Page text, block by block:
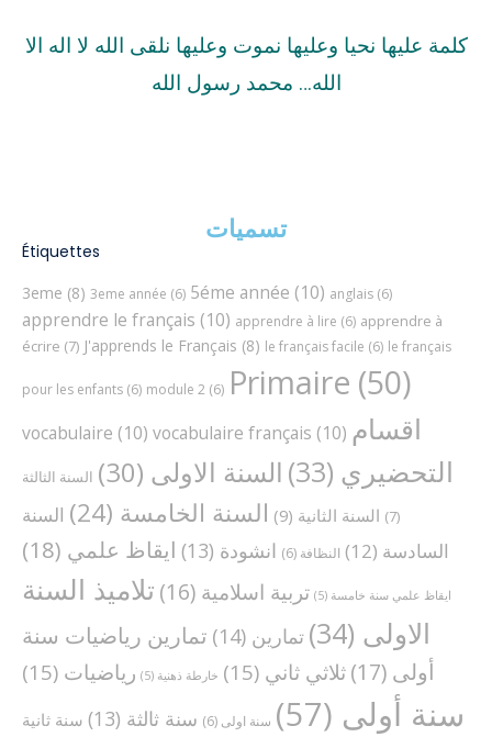
كلمة عليها نحيا وعليها نموت وعليها نلقى الله لا اله الا
الله… محمد رسول الله
تسميات
Étiquettes
3eme (8) 3eme année (6) 5éme année (10) anglais (6)
apprendre le français (10) apprendre à lire (6) apprendre à
écrire (7) J'apprends le Français (8) le français facile (6) le français
pour les enfants (6) module 2 (6) Primaire (50)
vocabulaire (10) vocabulaire français (10) اقسام
التحضيري (33) السنة الاولى (30)
السنة الثالثة
(7)
السنة الثانية (9) السنة الخامسة (24)
السنة
السادسة (12) النظافة (6) انشودة (13) ايقاظ علمي (18)
ايقاظ علمي سنة خامسة (5) تربية اسلامية (16)
تلاميذ السنة
الاولى (34) تمارين (14)
تمارين رياضيات سنة
أولى (17) ثلاثي ثاني (15) خارطة ذهنية (5) رياضيات (15)
سنة أولى (57) سنة اولى (6) سنة ثالثة (13)
سنة ثانية